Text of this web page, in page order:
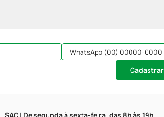
Cadastrar
SAC | De segunda à sexta-feira, das 8h às 19h